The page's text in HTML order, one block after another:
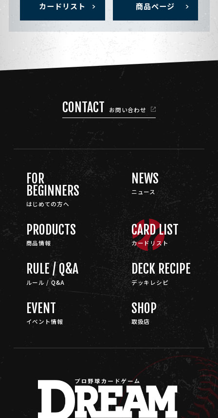
カードリスト 商品ページ
CONTACT お問い合わせ
FOR
BEGINNERS
はじめての方へ
NEWS
ニュース
PRODUCTS
商品情報
CARD LIST
カードリスト
RULE / Q&A
ルール / Q&A
DECK RECIPE
デッキレシピ
EVENT
イベント情報
SHOP
取扱店